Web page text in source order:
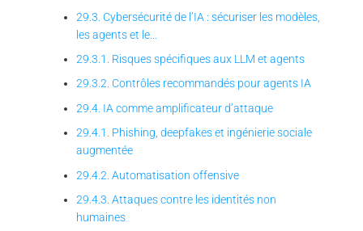
29.3. Cybersécurité de l’IA : sécuriser les modèles,
les agents et le…
29.3.1. Risques spécifiques aux LLM et agents
29.3.2. Contrôles recommandés pour agents IA
29.4. IA comme amplificateur d’attaque
29.4.1. Phishing, deepfakes et ingénierie sociale
augmentée
29.4.2. Automatisation offensive
29.4.3. Attaques contre les identités non
humaines